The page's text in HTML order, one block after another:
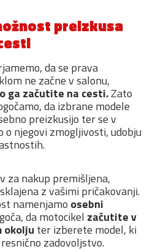
preizkusa
da se prava
ne začne v salonu,
ga začutite na cesti.Zato
da izbrane modele
preizkusijo ter se v
o njegovi zmogljivosti, udobju
za nakup premišljena,
z vašimi pričakovanji.
namenjamo osebni
da motocikel začutite v
okolju ter izberete model, ki
zadovoljstvo.